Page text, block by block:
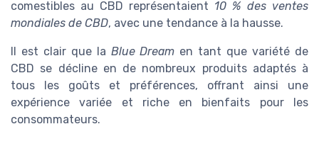
comestibles au CBD représentaient 10 % des ventes
mondiales de CBD, avec une tendance à la hausse.
Il est clair que la Blue Dream en tant que variété de
CBD se décline en de nombreux produits adaptés à
tous les goûts et préférences, offrant ainsi une
expérience variée et riche en bienfaits pour les
consommateurs.